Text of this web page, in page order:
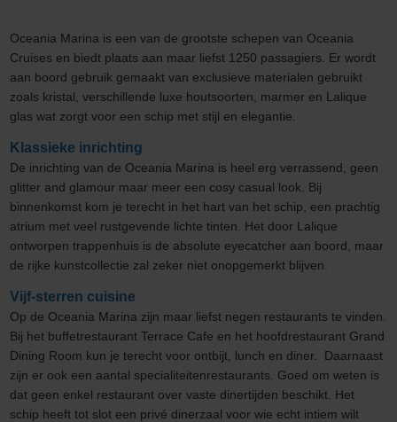
Oceania Marina is een van de grootste schepen van Oceania
Cruises en biedt plaats aan maar liefst 1250 passagiers. Er wordt
aan boord gebruik gemaakt van exclusieve materialen gebruikt
zoals kristal, verschillende luxe houtsoorten, marmer en Lalique
glas wat zorgt voor een schip met stijl en elegantie.
Klassieke inrichting
De inrichting van de Oceania Marina is heel erg verrassend, geen
glitter and glamour maar meer een cosy casual look. Bij
binnenkomst kom je terecht in het hart van het schip, een prachtig
atrium met veel rustgevende lichte tinten. Het door Lalique
ontworpen trappenhuis is de absolute eyecatcher aan boord, maar
de rijke kunstcollectie zal zeker niet onopgemerkt blijven.
Vijf-sterren cuisine
Op de Oceania Marina zijn maar liefst negen restaurants te vinden.
Bij het buffetrestaurant Terrace Cafe en het hoofdrestaurant Grand
Dining Room kun je terecht voor ontbijt, lunch en diner. Daarnaast
zijn er ook een aantal specialiteitenrestaurants. Goed om weten is
dat geen enkel restaurant over vaste dinertijden beschikt. Het
schip heeft tot slot een privé dinerzaal voor wie echt intiem wilt